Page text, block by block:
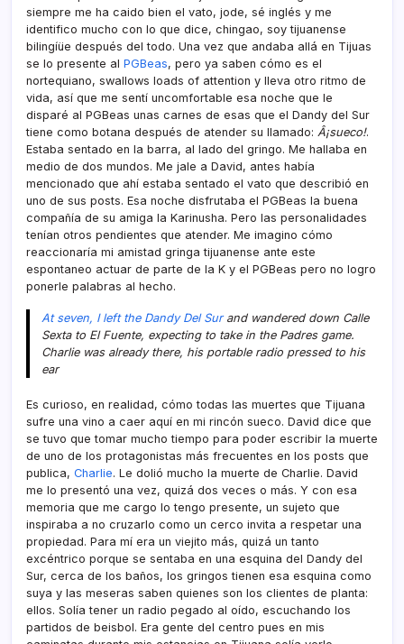
siempre me ha caido bien el vato, jode, sé inglés y me
identifico mucho con lo que dice, chingao, soy tijuanense
bilingíüe después del todo. Una vez que andaba allá en Tijuas
se lo presente al PGBeas, pero ya saben cómo es el
nortequiano, swallows loads of attention y lleva otro ritmo de
vida, así­ que me sentí­ uncomfortable esa noche que le
disparé al PGBeas unas carnes de esas que el Dandy del Sur
tiene como botana después de atender su llamado: Â¡sueco!.
Estaba sentado en la barra, al lado del gringo. Me hallaba en
medio de dos mundos. Me jale a David, antes habí­a
mencionado que ahí­ estaba sentado el vato que describió en
uno de sus posts. Esa noche disfrutaba el PGBeas la buena
compañí­a de su amiga la Karinusha. Pero las personalidades
tení­an otros pendientes que atender. Me imagino cómo
reaccionarí­a mi amistad gringa tijuanense ante este
espontaneo actuar de parte de la K y el PGBeas pero no logro
ponerle palabras al hecho.
At seven, I left the Dandy Del Surand wandered down Calle
Sexta to El Fuente, expecting to take in the Padres game.
Charlie was already there, his portable radio pressed to his
ear
Es curioso, en realidad, cómo todas las muertes que Tijuana
sufre una vino a caer aquí­ en mi rincón sueco. David dice que
se tuvo que tomar mucho tiempo para poder escribir la muerte
de uno de los protagonistas más frecuentes en los posts que
publica, Charlie. Le dolió mucho la muerte de Charlie. David
me lo presentó una vez, quizá dos veces o más. Y con esa
memoria que me cargo lo tengo presente, un sujeto que
inspiraba a no cruzarlo como un cerco invita a respetar una
propiedad. Para mí­ era un viejito más, quizá un tanto
excéntrico porque se sentaba en una esquina del Dandy del
Sur, cerca de los baños, los gringos tienen esa esquina como
suya y las meseras saben quienes son los clientes de planta:
ellos. Solí­a tener un radio pegado al oí­do, escuchando los
partidos de beisbol. Era gente del centro pues en mis